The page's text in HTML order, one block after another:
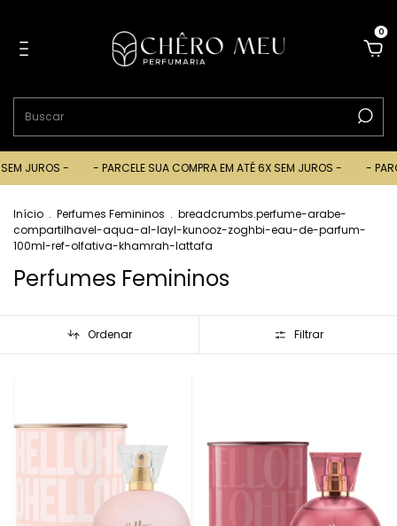
0
- - PARCELE SUA COMPRA EM ATÉ 6X SEM JUROS - - PARCELE
Início . Perfumes Femininos . breadcrumbs.perfume-arabe-
compartilhavel-aqua-al-layl-kunooz-zoghbi-eau-de-parfum-
100ml-ref-olfativa-khamrah-lattafa
Perfumes Femininos
Ordenar Filtrar